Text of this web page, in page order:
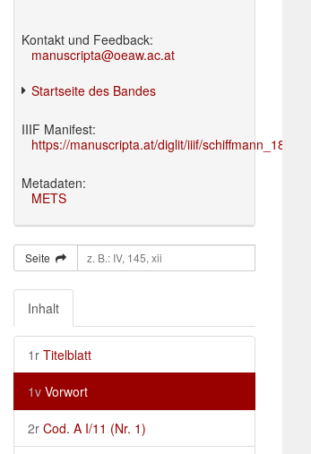
Kontakt und Feedback:
manuscripta@oeaw.ac.at
Startseite des Bandes
IIIF Manifest:
https://manuscripta.at/diglit/iiif/schiffmann_1895/
Metadaten:
METS
Seite
Inhalt
1r Titelblatt
1v Vorwort
2r Cod. A I/11 (Nr. 1)